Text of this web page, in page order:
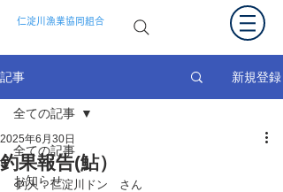
仁淀川漁業協同組合
記事 新規登録
全ての記事
お知らせ
全ての記事
釣果報告(鮎）
2025年6月30日
釣人：仁淀川ドン　さん